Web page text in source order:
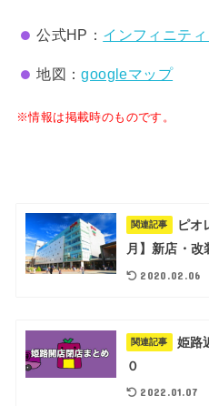
公式HP： インフィニテ
地図：googleマップ
※情報は掲載時のものです。
関連記事
ピオ
月】新店・
2020.02.06
関連記事
姫路
０
2022.01.07